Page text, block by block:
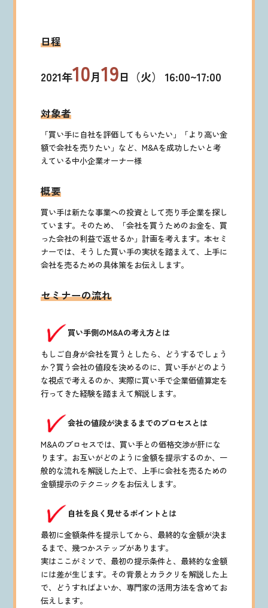
日程
2021年10月19日（火） 16:00~17:00
対象者
「買い手に自社を評価してもらいたい」「より高い金
額で会社を売りたい」など、M&Aを成功したいと考
えている中小企業オーナー様
概要
買い手は新たな事業への投資として売り手企業を探し
ています。そのため、「会社を買うためのお金を、買
った会社の利益で返せるか」計画を考えます。本セミ
ナーでは、そうした買い手の実状を踏まえて、上手に
会社を売るための具体策をお伝えします。
セミナーの流れ
買い手側のM&Aの考え方とは
もしご自身が会社を買うとしたら、どうするでしょう
か？買う会社の値段を決めるのに、買い手がどのよう
な視点で考えるのか、実際に買い手で企業価値算定を
行ってきた経験を踏まえて解説します。
会社の値段が決まるまでのプロセスとは
M&Aのプロセスでは、買い手との価格交渉が肝にな
ります。お互いがどのように金額を提示するのか、一
般的な流れを解説した上で、上手に会社を売るための
金額提示のテクニックをお伝えします。
自社を良く見せるポイントとは
最初に金額条件を提示してから、最終的な金額が決ま
るまで、幾つかステップがあります。
実はここがミソで、最初の提示条件と、最終的な金額
には差が生じます。その背景とカラクリを解説した上
で、どうすればよいか、専門家の活用方法を含めてお
伝えします。